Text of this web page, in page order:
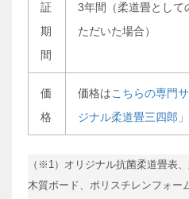
証
期
間
3年間（柔道畳として
ただいた場合）
価
格
価格はこちらの専門
ジナル柔道畳三四郎
（※1）オリジナル抗菌柔道畳表
木質ボード、ポリスチレンフォー